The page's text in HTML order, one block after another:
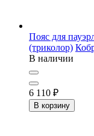
Пояс для
(триколор)
В наличии
6 110 ₽
В корзину